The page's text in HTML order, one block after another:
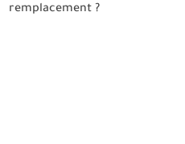
remplacement ?